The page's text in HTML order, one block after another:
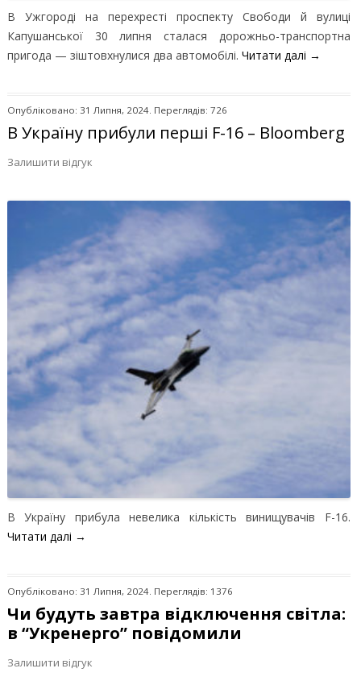
В Ужгороді на перехресті проспекту Свободи й вулиці
Капушанської 30 липня сталася дорожньо-транспортна
пригода — зіштовхнулися два автомобілі. Читати далі →
Опубліковано: 31 Липня, 2024. Переглядів: 726
В Україну прибули перші F-16 – Bloomberg
Залишити відгук
В Україну прибула невелика кількість винищувачів F-16.
Читати далі →
Опубліковано: 31 Липня, 2024. Переглядів: 1376
Чи будуть завтра відключення світла:
в “Укренерго” повідомили
Залишити відгук